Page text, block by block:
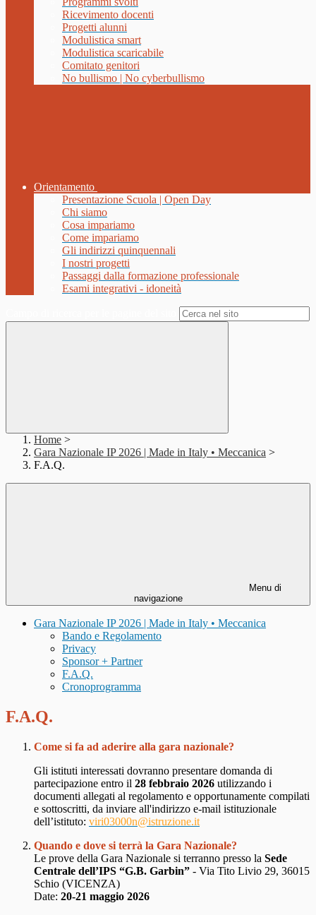
Ricevimento docenti
Progetti alunni
Modulistica smart
Modulistica scaricabile
Comitato genitori
No bullismo | No cyberbullismo
Orientamento
Presentazione Scuola | Open Day
Chi siamo
Cosa impariamo
Come impariamo
Gli indirizzi quinquennali
I nostri progetti
Passaggi dalla formazione professionale
Esami integrativi - idoneità
Home >
Gara Nazionale IP 2026 | Made in Italy • Meccanica >
F.A.Q.
Menu di
navigazione
Gara Nazionale IP 2026 | Made in Italy • Meccanica
Bando e Regolamento
Privacy
Sponsor + Partner
F.A.Q.
Cronoprogramma
F.A.Q.
Come si fa ad aderire alla gara nazionale?
Gli istituti interessati dovranno presentare domanda di
partecipazione entro il 28 febbraio 2026 utilizzando i
documenti allegati al regolamento e opportunamente compilati
e sottoscritti, da inviare all'indirizzo e-mail istituzionale
dell’istituto: viri03000n@istruzione.it
Quando e dove si terrà la Gara Nazionale?
Le prove della Gara Nazionale si terranno presso la Sede
Centrale dell’IPS “G.B. Garbin” - Via Tito Livio 29, 36015
Schio (VICENZA)
Date: 20-21 maggio 2026